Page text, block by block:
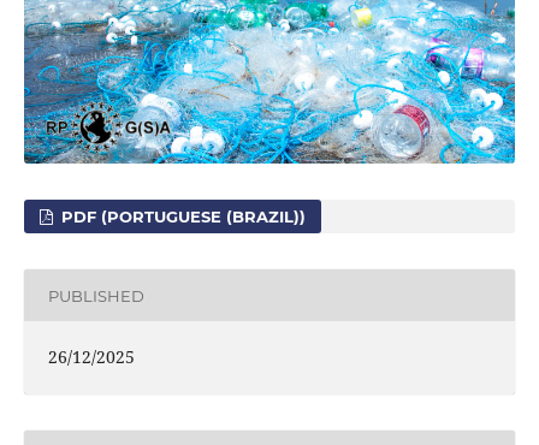
PDF (PORTUGUESE (BRAZIL))
PUBLISHED
26/12/2025